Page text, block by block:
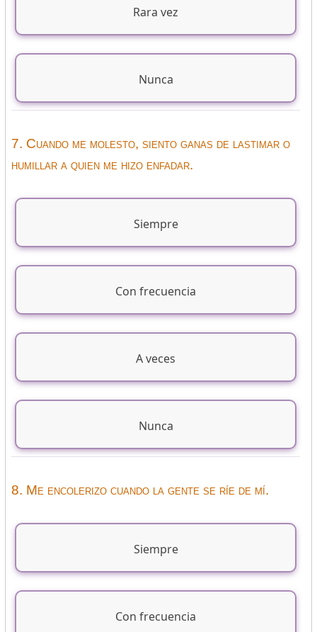
Rara vez
Nunca
7. Cuando me molesto, siento ganas de lastimar o
humillar a quien me hizo enfadar.
Siempre
Con frecuencia
A veces
Nunca
8. Me encolerizo cuando la gente se ríe de mí.
Siempre
Con frecuencia